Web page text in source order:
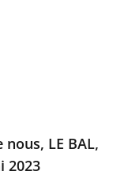
nous, LE BAL,
2023